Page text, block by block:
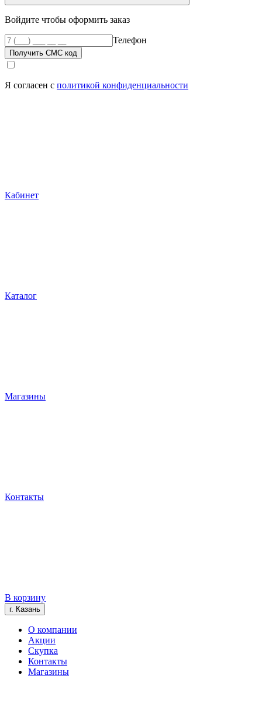
Войдите чтобы оформить заказ
Телефон
Получить СМС код
Я согласен с политикой конфиденциальности
Кабинет
Каталог
Магазины
Контакты
В корзину
г. Казань
О компании
Акции
Скупка
Контакты
Магазины